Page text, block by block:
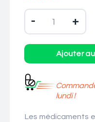
- +
lundi !
Les médicaments